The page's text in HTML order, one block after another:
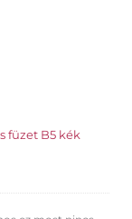
füzet B5 kék